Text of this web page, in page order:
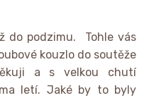
do podzimu. Tohle vás
kouzlo do soutěže
a s velkou chutí
letí. Jaké by to byly